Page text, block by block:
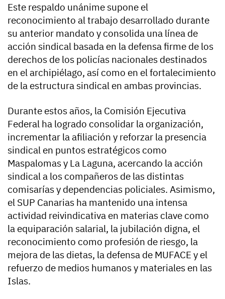
Este respaldo unánime supone el
reconocimiento al trabajo desarrollado durante
su anterior mandato y consolida una línea de
acción sindical basada en la defensa firme de los
derechos de los policías nacionales destinados
en el archipiélago, así como en el fortalecimiento
de la estructura sindical en ambas provincias.
Durante estos años, la Comisión Ejecutiva
Federal ha logrado consolidar la organización,
incrementar la afiliación y reforzar la presencia
sindical en puntos estratégicos como
Maspalomas y La Laguna, acercando la acción
sindical a los compañeros de las distintas
comisarías y dependencias policiales. Asimismo,
el SUP Canarias ha mantenido una intensa
actividad reivindicativa en materias clave como
la equiparación salarial, la jubilación digna, el
reconocimiento como profesión de riesgo, la
mejora de las dietas, la defensa de MUFACE y el
refuerzo de medios humanos y materiales en las
Islas.